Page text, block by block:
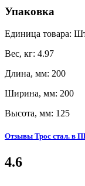
Упаковка
Единица товара:
Вес, кг: 4.97
Длина, мм: 200
Ширина, мм: 200
Высота, мм: 125
Отзывы Трос стал. в
4.6